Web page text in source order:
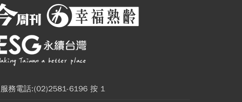
服務電話:(02)2581-6196 按 1